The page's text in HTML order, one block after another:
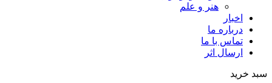
هنر و علم
اخبار
درباره ما
تماس با ما
ارسال اثر
سبد خرید